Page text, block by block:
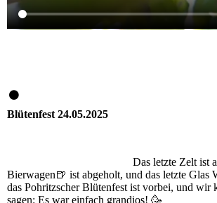
Blütenfest 24.05.2025
Das letzte Zelt ist
Bierwagen🍺 ist abgeholt, und das letzte Glas
das Pohritzscher Blütenfest ist vorbei, und wir
sagen: Es war einfach grandios! 🥳